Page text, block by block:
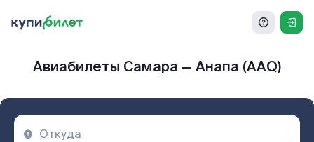
Авиабилеты Самара — Анапа (AAQ)